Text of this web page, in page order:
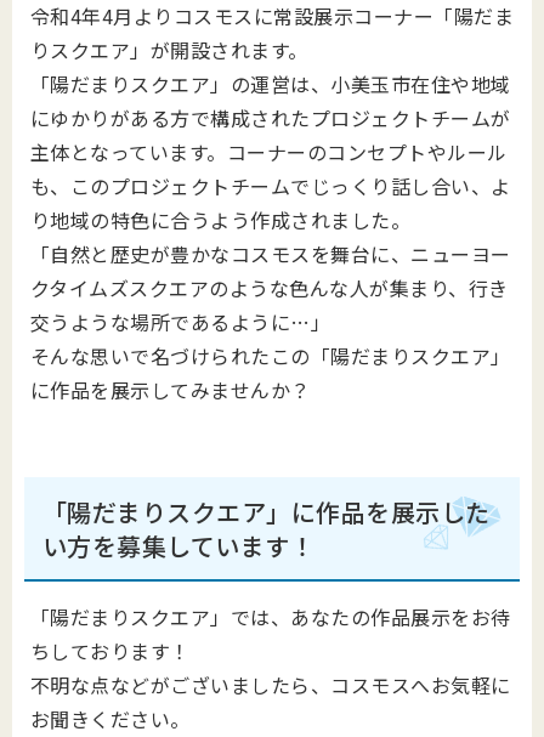
令和4年4月よりコスモスに常設展示コーナー「陽だま
りスクエア」が開設されます。
「陽だまりスクエア」の運営は、小美玉市在住や地域
にゆかりがある方で構成されたプロジェクトチームが
主体となっています。コーナーのコンセプトやルール
も、このプロジェクトチームでじっくり話し合い、よ
り地域の特色に合うよう作成されました。
「自然と歴史が豊かなコスモスを舞台に、ニューヨー
クタイムズスクエアのような色んな人が集まり、行き
交うような場所であるように…」
そんな思いで名づけられたこの「陽だまりスクエア」
に作品を展示してみませんか？
「陽だまりスクエア」に作品を展示した
い方を募集しています！
「陽だまりスクエア」では、あなたの作品展示をお待
ちしております！
不明な点などがございましたら、コスモスへお気軽に
お聞きください。